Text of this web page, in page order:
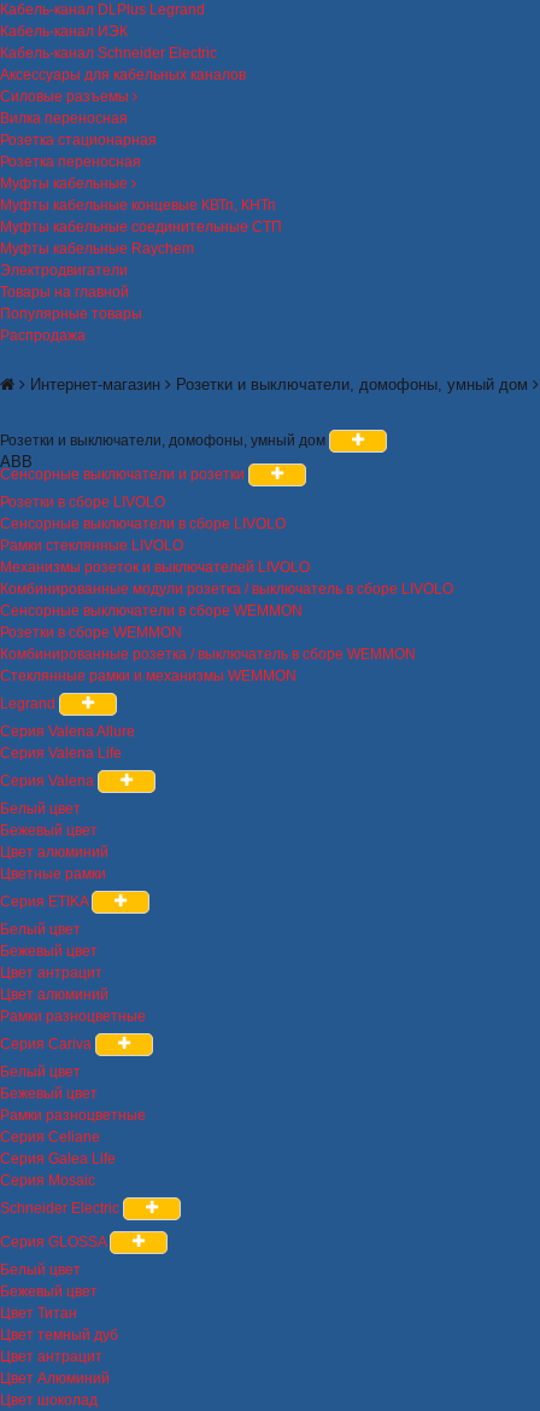
Кабель-канал DLPlus Legrand
Кабель-канал ИЭК
Кабель-канал Schneider Electric
Аксессуары для кабельных каналов
Силовые разъемы
Вилка переносная
Розетка стационарная
Розетка переносная
Муфты кабельные
Муфты кабельные концевые КВТп, КНТп
Муфты кабельные соединительные СТП
Муфты кабельные Raychem
Электродвигатели
Товары на главной
Популярные товары
Распродажа
Интернет-магазин Розетки и выключатели, домофоны, умный дом
ABB
Розетки и выключатели, домофоны, умный дом
Сенсорные выключатели и розетки
Розетки в сборе LIVOLO
Сенсорные выключатели в сборе LIVOLO
Рамки стеклянные LIVOLO
Механизмы розеток и выключателей LIVOLO
Комбинированные модули розетка / выключатель в сборе LIVOLO
Сенсорные выключатели в сборе WEMMON
Розетки в сборе WEMMON
Комбинированные розетка / выключатель в сборе WEMMON
Стеклянные рамки и механизмы WEMMON
Legrand
Серия Valena Allure
Серия Valena Life
Серия Valena
Белый цвет
Бежевый цвет
Цвет алюминий
Цветные рамки
Серия ETIKA
Белый цвет
Бежевый цвет
Цвет антрацит
Цвет алюминий
Рамки разноцветные
Серия Cariva
Белый цвет
Бежевый цвет
Рамки разноцветные
Серия Celiane
Серия Galea Life
Серия Mosaic
Schneider Electric
Серия GLOSSA
Белый цвет
Бежевый цвет
Цвет Титан
Цвет темный дуб
Цвет антрацит
Цвет Алюминий
Цвет шоколад